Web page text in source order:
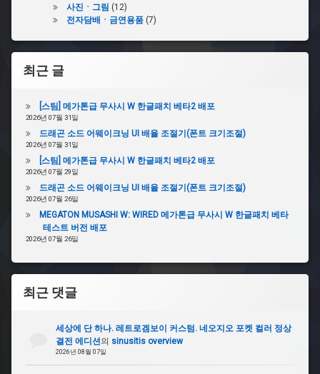
사진ㆍ그림 (12)
전자담배ㆍ금연용품(7)
최근 글
[스팀] 메가톤급 무사시 W 한글패치 베타2 배포
2026년 07월 31일
드래곤 소드 어웨이크닝 UI 배율 조절기(폰트 크기조절)
2026년 07월 31일
[스팀] 메가톤급 무사시 W 한글패치 베타2 배포
2026년 07월 29일
드래곤 소드 어웨이크닝 UI 배율 조절기(폰트 크기조절)
2026년 07월 26일
MEGATON MUSASHI W: WIRED 메가톤급 무사시 W 한글패치 베타
테스트 버전 배포
2026년 07월 26일
최근 댓글
세상에 단 하나. 레트로겜보이 커스텀. 네오지오 포켓 컬러 정상
결전 에디션의 sinusitis overview
2026년 08월 07일